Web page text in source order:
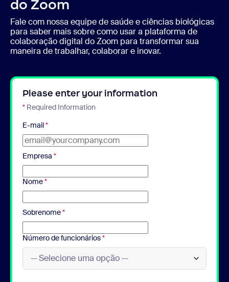
do Zoom
Fale com nossa equipe de saúde e ciências biológicas
para saber mais sobre como usar a plataforma de
colaboração digital do Zoom para transformar sua
maneira de trabalhar, colaborar e inovar.
Please enter your information
* Required Information
E-mail*
Empresa *
Nome*
Sobrenome*
Número de funcionários*